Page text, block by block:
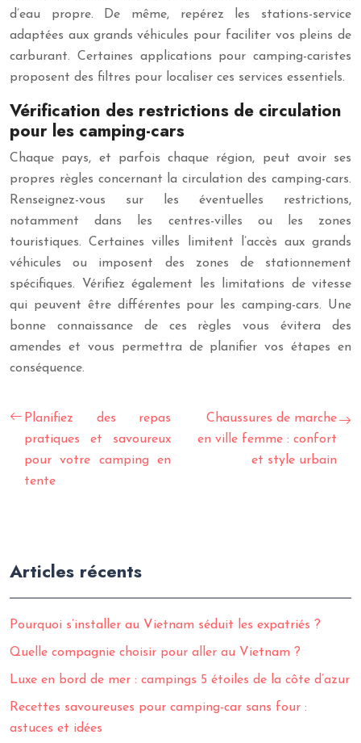
d’eau propre. De même, repérez les stations-service
adaptées aux grands véhicules pour faciliter vos pleins de
carburant. Certaines applications pour camping-caristes
proposent des filtres pour localiser ces services essentiels.
Vérification des restrictions de circulation
pour les camping-cars
Chaque pays, et parfois chaque région, peut avoir ses
propres règles concernant la circulation des camping-cars.
Renseignez-vous sur les éventuelles restrictions,
notamment dans les centres-villes ou les zones
touristiques. Certaines villes limitent l’accès aux grands
véhicules ou imposent des zones de stationnement
spécifiques. Vérifiez également les limitations de vitesse
qui peuvent être différentes pour les camping-cars. Une
bonne connaissance de ces règles vous évitera des
amendes et vous permettra de planifier vos étapes en
conséquence.
Planifiez des repas
pratiques et savoureux
pour votre camping en
tente
Chaussures de marche
en ville femme : confort
et style urbain
Articles récents
Pourquoi s’installer au Vietnam séduit les expatriés ?
Quelle compagnie choisir pour aller au Vietnam ?
Luxe en bord de mer : campings 5 étoiles de la côte d’azur
Recettes savoureuses pour camping-car sans four :
astuces et idées